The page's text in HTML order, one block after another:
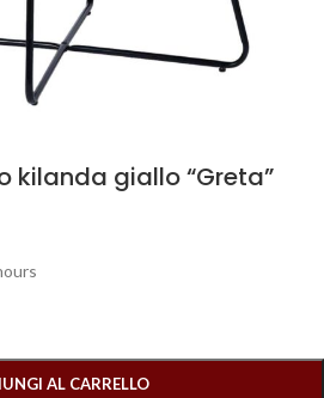
kilanda giallo “Greta”
AL CARRELLO